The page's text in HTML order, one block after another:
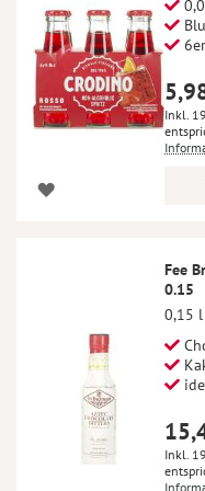
Inkl.
Fee
0.15
0,15 l
Inkl.